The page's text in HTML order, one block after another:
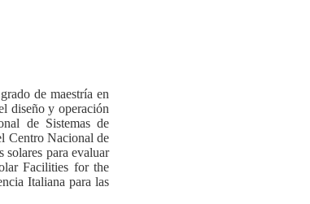
de maestría en
diseño y operación
de Sistemas de
Centro Nacional de
solares para evaluar
Facilities for the
Italiana para las